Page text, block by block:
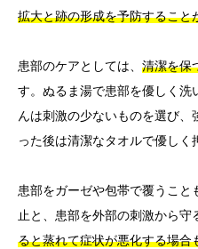
拡大と跡の形成を予防すること
患部のケアとしては、 清潔を保
す。ぬるま湯で患部を優しく洗
んは刺激の少ないものを選び
った後は清潔なタオルで優しく
患部をガーゼや包帯で覆うこ
止と、患部を外部の刺激から守
ると蒸れて症状が悪化する場合